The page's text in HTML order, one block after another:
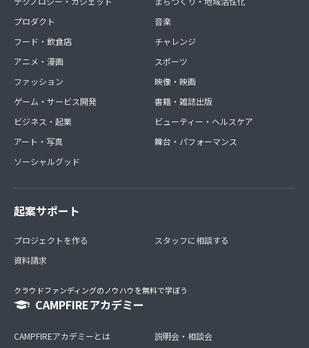
プロダクト
フード・飲食店
アニメ・漫画
ファッション
ゲーム・サービス開発
ビジネス・起業
アート・写真
ソーシャルグッド
音楽
チャレンジ
スポーツ
映像・映画
書籍・雑誌出版
ビューティー・ヘルスケア
舞台・パフォーマンス
起案サポート
プロジェクトを作る
資料請求
スタッフに相談する
クラウドファンディングのノウハウを無料で学ぼう
CAMPFIREアカデミー
CAMPFIREアカデミーとは
説明会・相談会